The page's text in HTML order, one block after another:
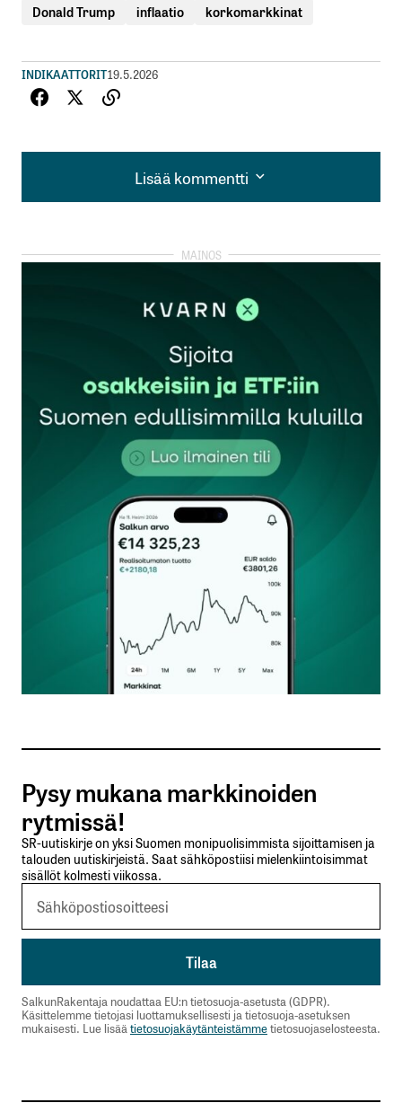
Donald Trump inflaatio korkomarkkinat
INDIKAATTORIT19.5.2026
Lisää kommentti
Lisää kommentti
kirjautua
rekisteröityä
Sähköpostiosoitettasi ei julkaista.Pakolliset
kentät on merkitty*
Kommentti*
Nimesi tai nimimerkkisi
Sähköpostiosoitteesi
Tilaa SalkunRakentajan uutiskirje
Lähetä kommentti
Pysy mukana markkinoiden
rytmissä!
SR-uutiskirje on yksi Suomen monipuolisimmista sijoittamisen ja
talouden uutiskirjeistä. Saat sähköpostiisi mielenkiintoisimmat
sisällöt kolmesti viikossa.
SalkunRakentaja noudattaa EU:n tietosuoja-asetusta (GDPR).
Käsittelemme tietojasi luottamuksellisesti ja tietosuoja-asetuksen
mukaisesti. Lue lisäätietosuojakäytänteistämmetietosuojaselosteesta.